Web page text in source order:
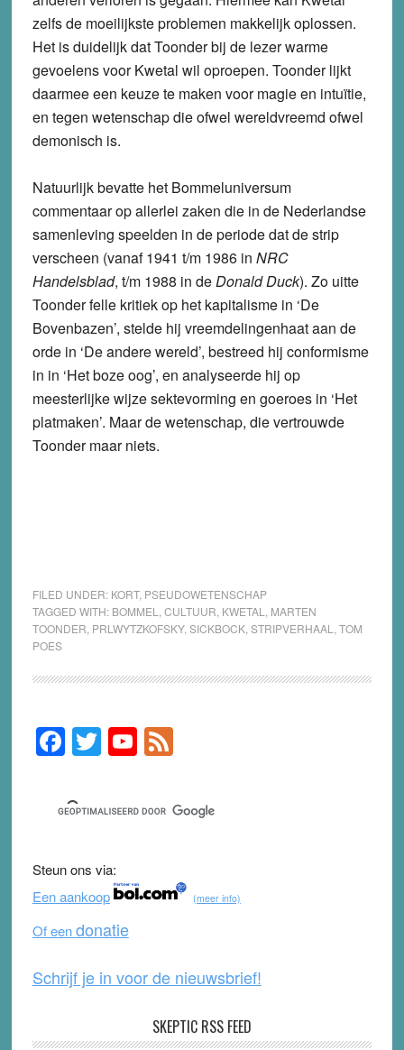
zelfs de moeilijkste problemen makkelijk oplossen.
Het is duidelijk dat Toonder bij de lezer warme
gevoelens voor Kwetal wil oproepen. Toonder lijkt
daarmee een keuze te maken voor magie en intuïtie,
en tegen wetenschap die ofwel wereldvreemd ofwel
demonisch is.
Natuurlijk bevatte het Bommeluniversum
commentaar op allerlei zaken die in de Nederlandse
samenleving speelden in de periode dat de strip
verscheen (vanaf 1941 t/m 1986 in NRC
Handelsblad, t/m 1988 in deDonald Duck). Zo uitte
Toonder felle kritiek op het kapitalisme in ‘De
Bovenbazen’, stelde hij vreemdelingenhaat aan de
orde in ‘De andere wereld’, bestreed hij conformisme
in in ‘Het boze oog’, en analyseerde hij op
meesterlijke wijze sektevorming en goeroes in ‘Het
platmaken’. Maar de wetenschap, die vertrouwde
Toonder maar niets.
FILED UNDER: KORT, PSEUDOWETENSCHAP
TAGGED WITH: BOMMEL CULTUUR KWETAL
MARTEN
TOONDER PRLWYTZKOFSKY, SICKBOCK, STRIPVERHAAL
TOM
POES
Primary
Sidebar
F
a
c
e
b
o
o
k
T
wi
tt
er
Y
o
u
T
b
e
F
e
d
Steun ons via:
Een aankoop
(meer info)
Of eendonatie
Schrijf je in voor de nieuwsbrief!
SKEPTIC RSS FEED